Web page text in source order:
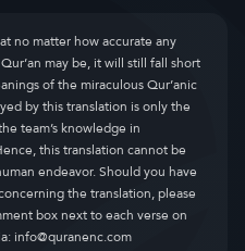
no matter how accurate any
may be, it will still fall short
of the miraculous Qur’anic
by this translation is only the
team’s knowledge in
this translation cannot be
endeavor. Should you have
the translation, please
box next to each verse on
info@quranenc.com